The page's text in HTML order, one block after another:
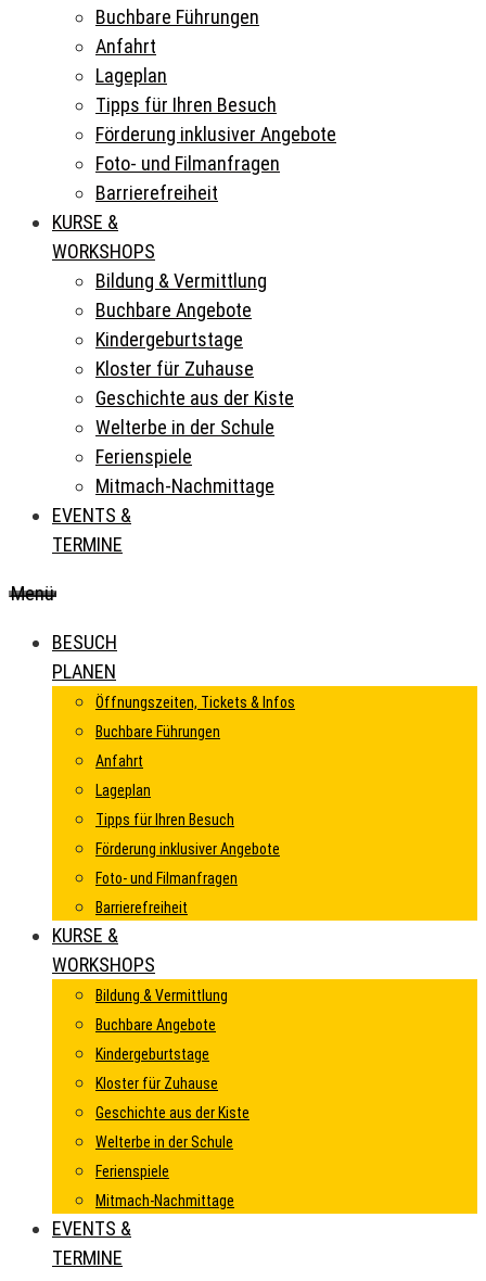
Buchbare Führungen
Anfahrt
Lageplan
Tipps für Ihren Besuch
Förderung inklusiver Angebote
Foto- und Filmanfragen
Barrierefreiheit
KURSE &
WORKSHOPS
Bildung & Vermittlung
Buchbare Angebote
Kindergeburtstage
Kloster für Zuhause
Geschichte aus der Kiste
Welterbe in der Schule
Ferienspiele
Mitmach-Nachmittage
EVENTS &
TERMINE
Menü
BESUCH
PLANEN
Öffnungszeiten, Tickets & Infos
Buchbare Führungen
Anfahrt
Lageplan
Tipps für Ihren Besuch
Förderung inklusiver Angebote
Foto- und Filmanfragen
Barrierefreiheit
KURSE &
WORKSHOPS
Bildung & Vermittlung
Buchbare Angebote
Kindergeburtstage
Kloster für Zuhause
Geschichte aus der Kiste
Welterbe in der Schule
Ferienspiele
Mitmach-Nachmittage
EVENTS &
TERMINE